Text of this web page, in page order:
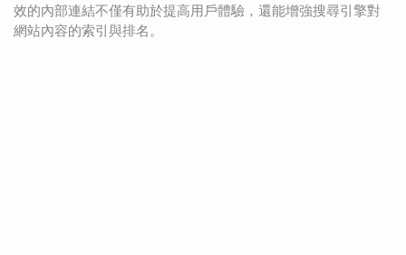
效的內部連結不僅有助於提高用戶體驗，還能增強搜尋引擎對
網站內容的索引與排名。